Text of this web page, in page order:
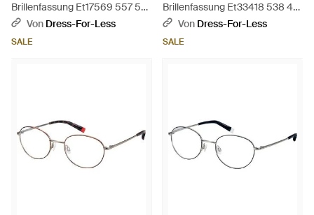
Brillenfassung Et17569 557 50
- Schwarz
Von Dress-For-Less
SALE
Brillenfassung Et33418 538 48
- Schwarz
Von Dress-For-Less
SALE